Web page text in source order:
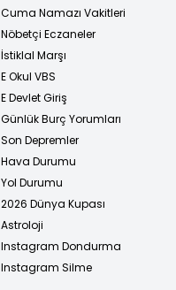
Cuma Namazı Vakitleri
Nöbetçi Eczaneler
İstiklal Marşı
E Okul VBS
E Devlet Giriş
Günlük Burç Yorumları
Son Depremler
Hava Durumu
Yol Durumu
2026 Dünya Kupası
Astroloji
Instagram Dondurma
Instagram Silme